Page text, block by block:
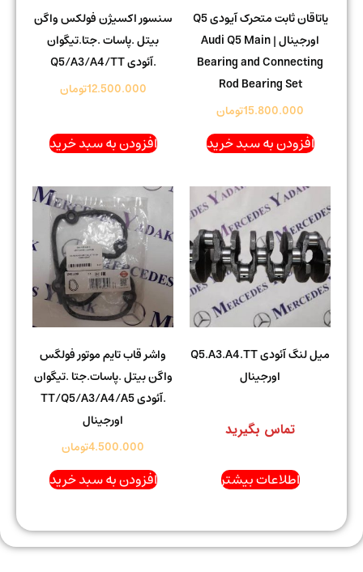
یاتاقان ثابت متحرک آیودی Q5
اورجینال | Audi Q5 Main
Bearing and Connecting
Rod Bearing Set
15.800.000تومان
افزودن به سبد خرید
سنسور اکسیژن فولکس واگن
بیتل .پاسات .جتا.تیگوان
.آئودی Q5/A3/A4/TT
12.500.000تومان
افزودن به سبد خرید
میل لنگ آئودی Q5.A3.A4.TT
اورجینال
تماس بگیرید
اطلاعات بیشتر
واشر قاب تایم موتور فولگس
واگن بیتل .پاسات.جتا .تیگوان
.آئودی TT/Q5/A3/A4/A5
اورجینال
4.500.000تومان
افزودن به سبد خرید